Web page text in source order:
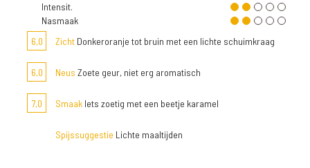
Intensit.
Nasmaak
6,0
Zicht Donkeroranje tot bruin met een lichte schuimkraag
6,0 Neus Zoete geur, niet erg aromatisch
7,0 Smaak Iets zoetig met een beetje karamel
Spijssuggestie Lichte maaltijden